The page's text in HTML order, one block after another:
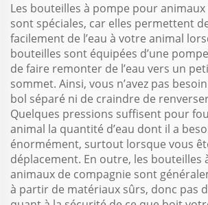
Les bouteilles à pompe pour
sont spéciales, car elles permettent
facilement de l’eau à votre animal
bouteilles sont équipées d’une
de faire remonter de l’eau vers un
sommet. Ainsi, vous n’avez pas
bol séparé ni de craindre de
Quelques pressions suffisent pour
animal la quantité d’eau dont il a
énormément, surtout lorsque vous
déplacement. En outre, les bouteilles
animaux de compagnie sont
à partir de matériaux sûrs, donc pas